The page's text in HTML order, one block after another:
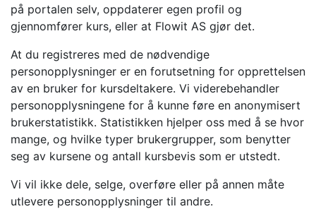
på portalen selv, oppdaterer egen profil og
gjennomfører kurs, eller at Flowit AS gjør det.
At du registreres med de nødvendige
personopplysninger er en forutsetning for opprettelsen
av en bruker for kursdeltakere. Vi viderebehandler
personopplysningene for å kunne føre en anonymisert
brukerstatistikk. Statistikken hjelper oss med å se hvor
mange, og hvilke typer brukergrupper, som benytter
seg av kursene og antall kursbevis som er utstedt.
Vi vil ikke dele, selge, overføre eller på annen måte
utlevere personopplysninger til andre.